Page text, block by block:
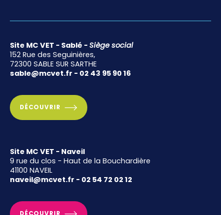
Site MC VET - Sablé - Siège social
152 Rue des Seguinières,
72300 SABLE SUR SARTHE
sable@mcvet.fr - 02 43 95 90 16
DÉCOUVRIR
Site MC VET - Naveil
9 rue du clos - Haut de la Bouchardière
41100 NAVEIL
naveil@mcvet.fr - 02 54 72 02 12
DÉCOUVRIR